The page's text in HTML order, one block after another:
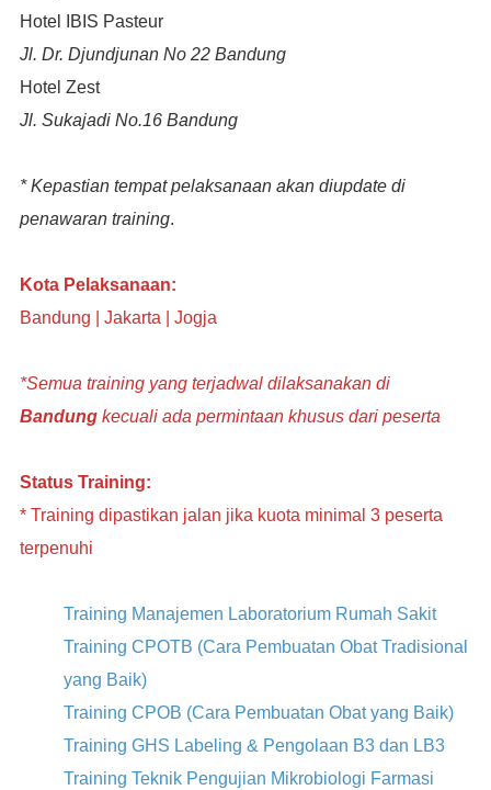
Hotel IBIS Pasteur
Jl. Dr. Djundjunan No 22 Bandung
Hotel Zest
Jl. Sukajadi No.16 Bandung
* Kepastian tempat pelaksanaan akan diupdate di
penawaran training.
Kota Pelaksanaan:
Bandung | Jakarta | Jogja
*Semua training yang terjadwal dilaksanakan di
Bandung kecuali ada permintaan khusus dari peserta
Status Training:
* Training dipastikan jalan jika kuota minimal 3 peserta
terpenuhi
Training Manajemen Laboratorium Rumah Sakit
Training CPOTB (Cara Pembuatan Obat Tradisional
yang Baik)
Training CPOB (Cara Pembuatan Obat yang Baik)
Training GHS Labeling & Pengolaan B3 dan LB3
Training Teknik Pengujian Mikrobiologi Farmasi